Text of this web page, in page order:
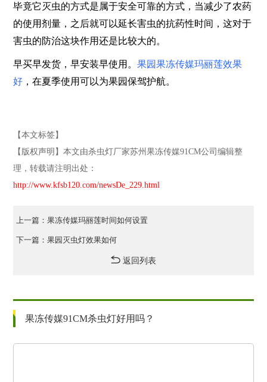
毕竟它灭虫的方式是属于安全可靠的方式，当减少了农药
的使用剂量，之后就可以延长害虫的抗药性时间，这对于
害虫的防治这块作用还是比较大的。
早买早发货，早安装早使用。果园果冻传媒玛丽莲效果
好 ，在夏季使用可以为果园保驾护航。
【本文标签】
【版权声明】本文由杀虫灯厂家苏州果冻传媒91CM公司编辑整
理，转载请注明出处：
http://www.kfsb120.com/newsDe_229.html
上一篇：果冻传媒玛丽莲时间如何设置
下一篇：果园灭虫灯效果如何
返回列表
果冻传媒91CM杀虫灯好用吗？